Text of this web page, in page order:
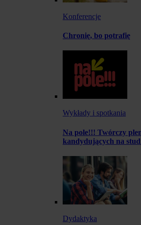
Konferencje
Chronię, bo potrafię
Wykłady i spotkania
Na pole!!! Twórczy
kandydujących na
Dydaktyka